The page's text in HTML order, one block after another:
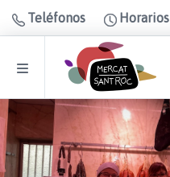
Teléfonos Horarios